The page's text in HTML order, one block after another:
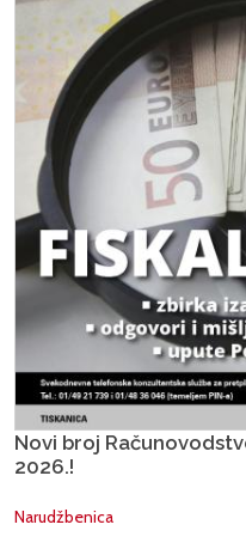
Novi broj
2026.!
Narudžbenica